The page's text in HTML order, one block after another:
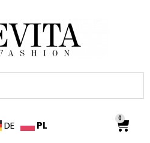
DE PL
0